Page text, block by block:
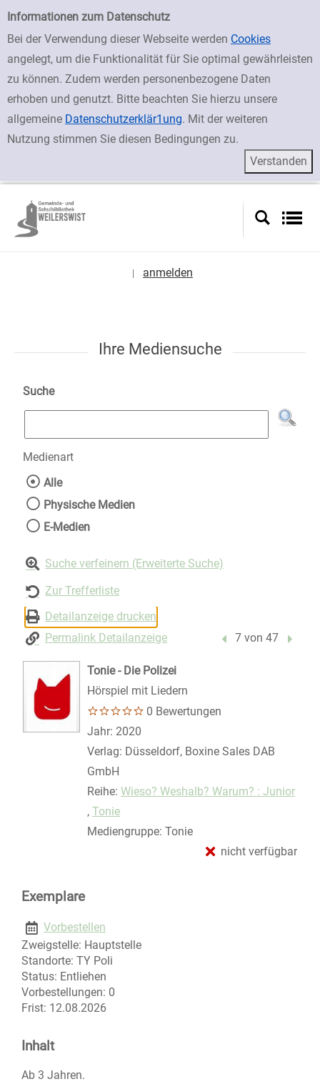
Einfache Suche
Informationen zum Datenschutz
Bei der Verwendung dieser Webseite werden Cookies
angelegt, um die Funktionalität für Sie optimal gewährleisten
zu können. Zudem werden personenbezogene Daten
erhoben und genutzt. Bitte beachten Sie hierzu unsere
allgemeine Datenschutzerklär1ung. Mit der weiteren
Nutzung stimmen Sie diesen Bedingungen zu.
zur Navigation springen
zum Inhalt springen
Zur Detailanzeige springen
anmelden
Ihre Mediensuche
Suche
Medienart
Wählen Sie die Medienart nach der Sie
Alle
Physische Medien
E-Medien
Suche verfeinern (Erweiterte Suche)
Zur Trefferliste
Detailanzeige drucken
Permalink Detailanzeige
Vorheriger Treffer
7 von 47
Tonie - Die Polizei
Hörspiel mit Liedern
0 Bewertungen
Suche nach diesem Verfasser
Jahr: 2020
Verlag: Düsseldorf, Boxine Sales DAB
GmbH
Reihe: Wieso? Weshalb? Warum? : Junior
, Tonie
Mediengruppe: Tonie
nicht verfügbar
Exemplare
Vorbestellen
Zweigstelle: Hauptstelle
Standorte: TY Poli
Status: Entliehen
Vorbestellungen: 0
Frist: 12.08.2026
Inhalt
Ab 3 Jahren.